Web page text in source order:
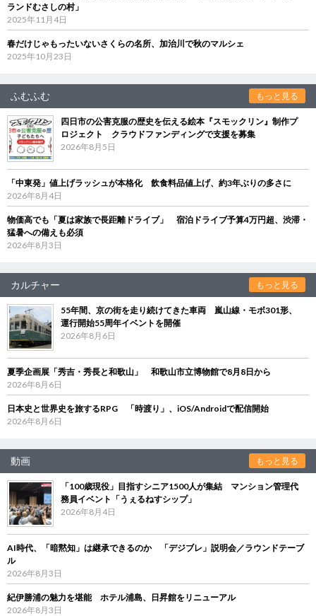
ランドむさしの村」
2025年11月4日
春だけじゃもったいないさくらの名所、加治川で秋のマルシェ
2025年10月23日
ふむふむ もっと見る
四日市の公害克服の歴史を伝える絵本『スモックリン』制作プ
ロジェクト クラウドファンディングで支援を募集
2026年8月5日
「中東発」値上げラッシュが本格化 飲食料品値上げ、約3年ぶりの多さに
2026年8月4日
物価高でも「夏は家族で長距離ドライブ」 宿泊ドライブ予算4万円超、渋滞・
猛暑への備えも必須
2026年8月3日
カルチャー もっと見る
55年間、京の街を走り続けてきた車両 嵐山線・モボ301形、
運行開始55周年イベントを開催
2026年8月6日
夏季企画展「秀吉・秀長と和歌山」 和歌山市立博物館で8月8日から
2026年8月6日
日本史と世界史を旅するRPG 「時渡り」、iOS/Androidで配信開始
2026年8月6日
動画 もっと見る
「100歳現役」目指すシニア1500人が集結 マンション管理代
務員イベント「うぇるねすシップ」
2026年8月4日
AI時代、「暗黙知」は継承できるのか 「デジブレ」説明会／ラウンドテーブ
ル
2026年8月3日
紀伊勝浦の魅力を堪能 ホテル浦島、日昇館をリニューアル
2026年8月3日